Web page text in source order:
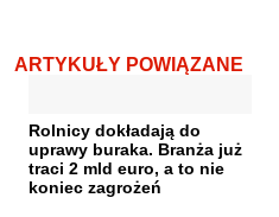
ARTYKUŁY POWIĄZANE
Rolnicy dokładają do
uprawy buraka. Branża już
traci 2 mld euro, a to nie
koniec zagrożeń